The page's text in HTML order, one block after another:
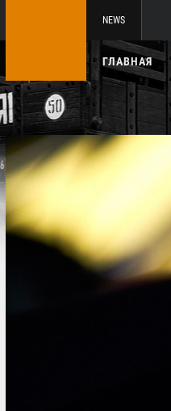
NEWS
ГЛАВНАЯ